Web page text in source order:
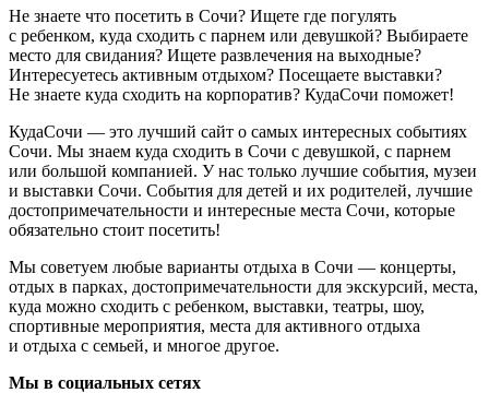
Не знаете что посетить в Сочи? Ищете где погулять
с ребенком, куда сходить с парнем или девушкой? Выбираете
место для свидания? Ищете развлечения на выходные?
Интересуетесь активным отдыхом? Посещаете выставки?
Не знаете куда сходить на корпоратив? КудаСочи поможет!
КудаСочи — это лучший сайт о самых интересных событиях
Сочи. Мы знаем куда сходить в Сочи с девушкой, с парнем
или большой компанией. У нас только лучшие события, музеи
и выставки Сочи. События для детей и их родителей, лучшие
достопримечательности и интересные места Сочи, которые
обязательно стоит посетить!
Мы советуем любые варианты отдыха в Сочи — концерты,
отдых в парках, достопримечательности для экскурсий, места,
куда можно сходить с ребенком, выставки, театры, шоу,
спортивные мероприятия, места для активного отдыха
и отдыха с семьей, и многое другое.
Мы в социальных сетях